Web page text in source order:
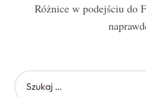
Różnice w podejściu do
S
z